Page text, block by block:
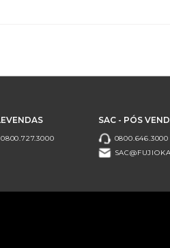
0800.727.3000
SAC - PÓS
0800.646.3000